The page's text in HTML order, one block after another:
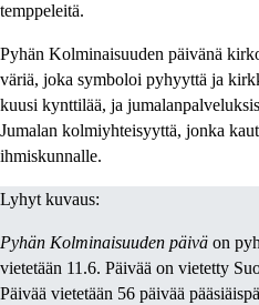
temppeleitä.
Pyhän Kolminaisuuden päivänä
väriä, joka symboloi pyhyyttä ja
kuusi kynttilää, ja
Jumalan kolmiyhteisyyttä, jonka
ihmiskunnalle.
Lyhyt kuvaus:
Pyhän Kolminaisuuden päivä on
vietetään 11.6. Päivää on vietetty
Päivää vietetään 56 päivää